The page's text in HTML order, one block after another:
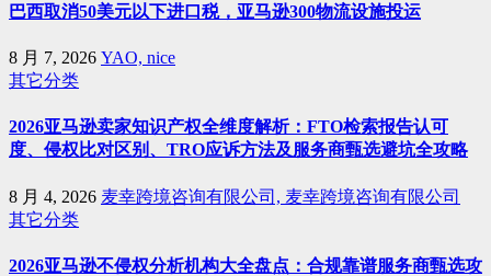
巴西取消50美元以下进口税，亚马逊300物流设施投运
8 月 7, 2026 YAO, nice
其它分类
2026亚马逊卖家知识产权全维度解析：FTO检索报告认可
度、侵权比对区别、TRO应诉方法及服务商甄选避坑全攻略
8 月 4, 2026 麦幸跨境咨询有限公司, 麦幸跨境咨询有限公司
其它分类
2026亚马逊不侵权分析机构大全盘点：合规靠谱服务商甄选攻